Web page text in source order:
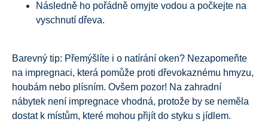
Následně ho pořádně omyjte vodou a počkejte na
vyschnutí dřeva.
Barevný tip: Přemýšlíte i o natírání oken? Nezapomeňte
na impregnaci, která pomůže proti dřevokaznému hmyzu,
houbám nebo plísním. Ovšem pozor! Na zahradní
nábytek není impregnace vhodná, protože by se neměla
dostat k místům, které mohou přijít do styku s jídlem.